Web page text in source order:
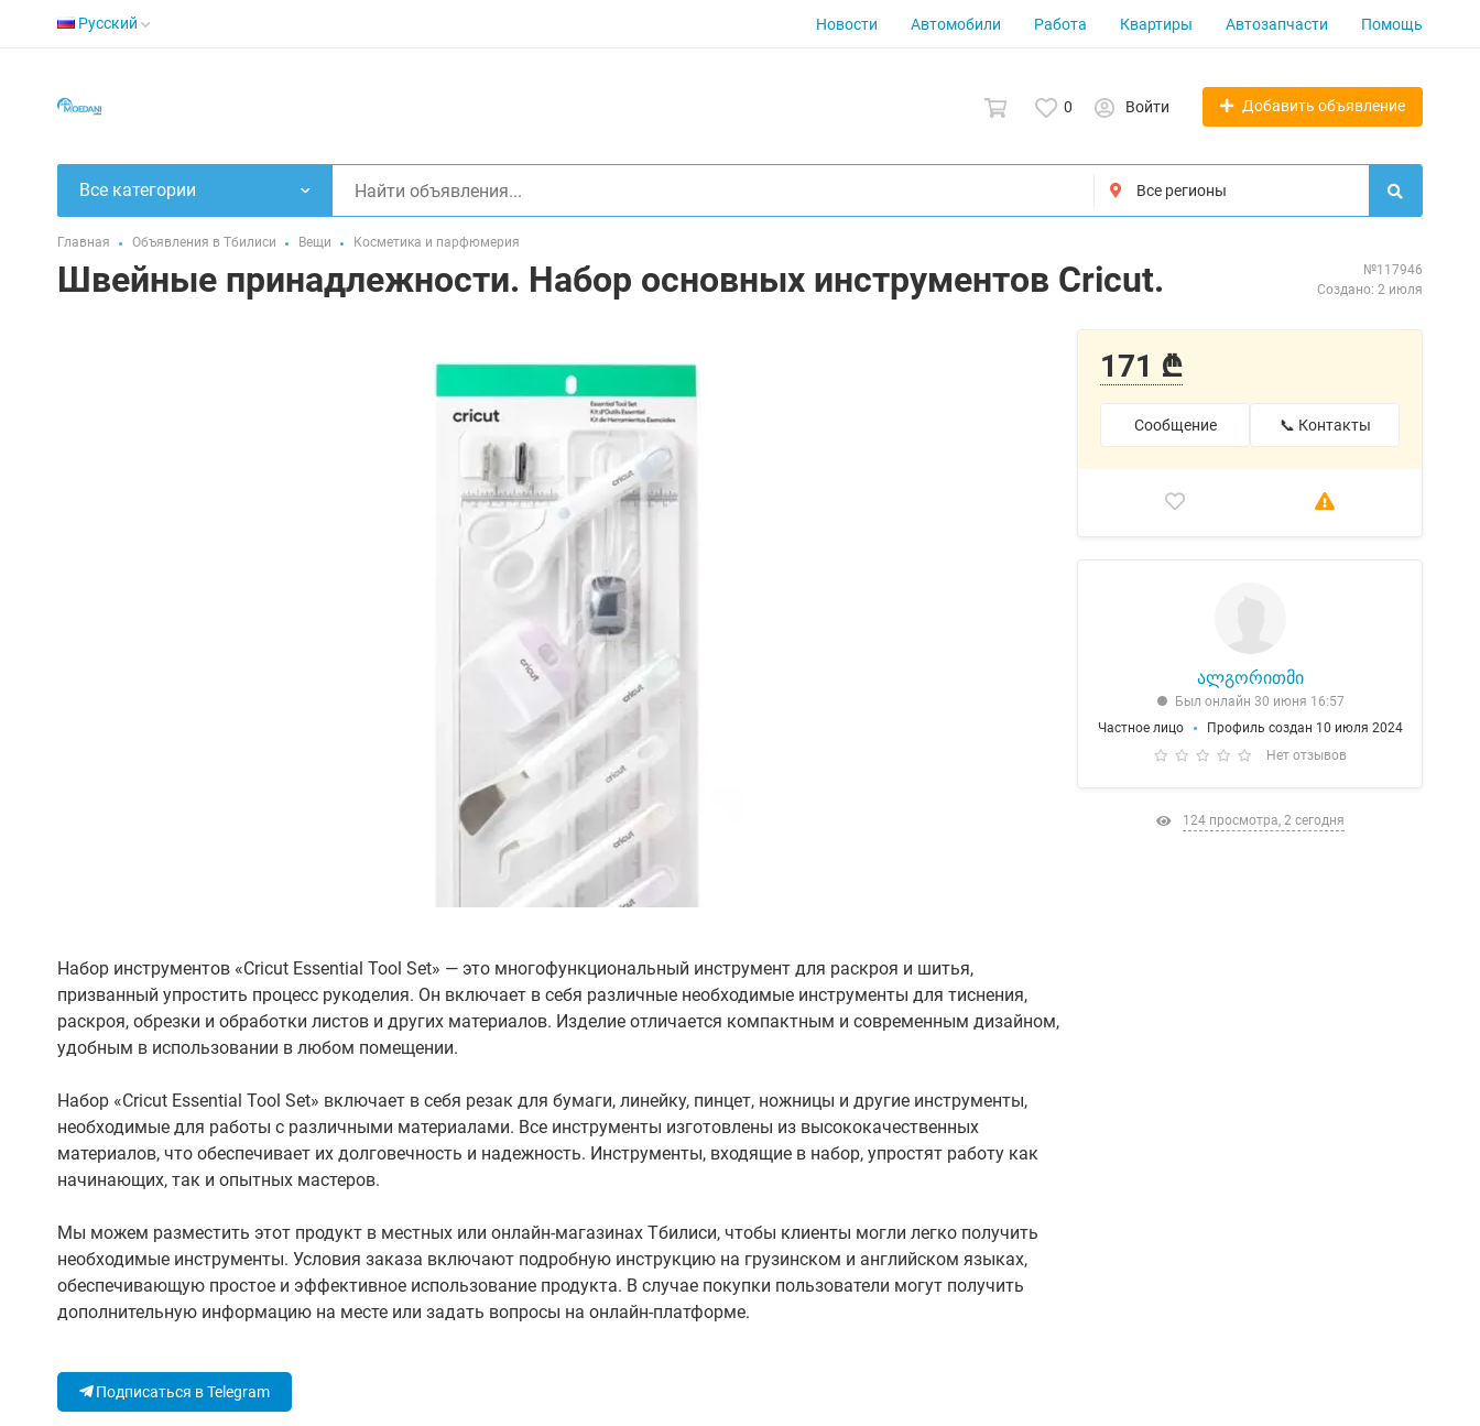
Русский Новости Автомобили Работа Квартиры Автозапчасти Помощь
0 Войти Добавить объявление
Все категории
Главная Объявления в Тбилиси Вещи Косметика и парфюмерия
Швейные принадлежности. Набор основных инструментов Cricut.
№117946
Создано: 2 июля
Набор инструментов «Cricut Essential Tool Set» — это многофункциональный инструмент для раскроя и шитья,
призванный упростить процесс рукоделия. Он включает в себя различные необходимые инструменты для тиснения,
раскроя, обрезки и обработки листов и других материалов. Изделие отличается компактным и современным дизайном,
удобным в использовании в любом помещении.
Набор «Cricut Essential Tool Set» включает в себя резак для бумаги, линейку, пинцет, ножницы и другие инструменты,
необходимые для работы с различными материалами. Все инструменты изготовлены из высококачественных
материалов, что обеспечивает их долговечность и надежность. Инструменты, входящие в набор, упростят работу как
начинающих, так и опытных мастеров.
Мы можем разместить этот продукт в местных или онлайн-магазинах Тбилиси, чтобы клиенты могли легко получить
необходимые инструменты. Условия заказа включают подробную инструкцию на грузинском и английском языках,
обеспечивающую простое и эффективное использование продукта. В случае покупки пользователи могут получить
дополнительную информацию на месте или задать вопросы на онлайн-платформе.
Подписаться в Telegram
171 ₾
Сообщение 📞 Контакты
ალგორითმი
Был онлайн 30 июня 16:57
Частное лицо
Профиль создан 10 июля 2024
Нет отзывов
124 просмотра, 2 сегодня